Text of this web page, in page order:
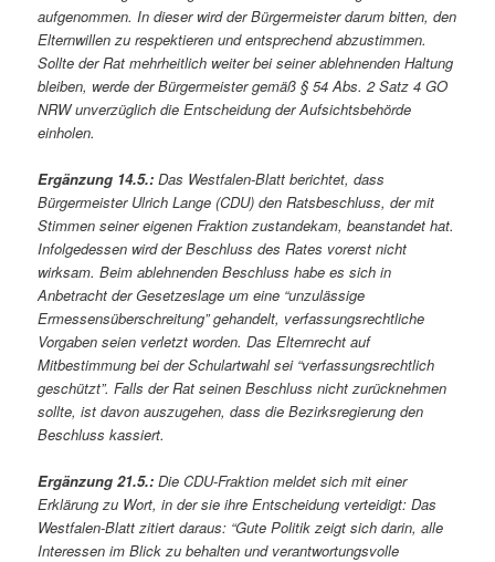
aufgenommen. In dieser wird der Bürgermeister darum bitten, den
Elternwillen zu respektieren und entsprechend abzustimmen.
Sollte der Rat mehrheitlich weiter bei seiner ablehnenden Haltung
bleiben, werde der Bürgermeister gemäß § 54 Abs. 2 Satz 4 GO
NRW unverzüglich die Entscheidung der Aufsichtsbehörde
einholen.
Ergänzung 14.5.: Das Westfalen-Blatt berichtet, dass
Bürgermeister Ulrich Lange (CDU) den Ratsbeschluss, der mit
Stimmen seiner eigenen Fraktion zustandekam, beanstandet hat.
Infolgedessen wird der Beschluss des Rates vorerst nicht
wirksam. Beim ablehnenden Beschluss habe es sich in
Anbetracht der Gesetzeslage um eine “unzulässige
Ermessensüberschreitung” gehandelt, verfassungsrechtliche
Vorgaben seien verletzt worden. Das Elternrecht auf
Mitbestimmung bei der Schulartwahl sei “verfassungsrechtlich
geschützt”. Falls der Rat seinen Beschluss nicht zurücknehmen
sollte, ist davon auszugehen, dass die Bezirksregierung den
Beschluss kassiert.
Ergänzung 21.5.: Die CDU-Fraktion meldet sich mit einer
Erklärung zu Wort, in der sie ihre Entscheidung verteidigt: Das
Westfalen-Blatt zitiert daraus: “Gute Politik zeigt sich darin, alle
Interessen im Blick zu behalten und verantwortungsvolle